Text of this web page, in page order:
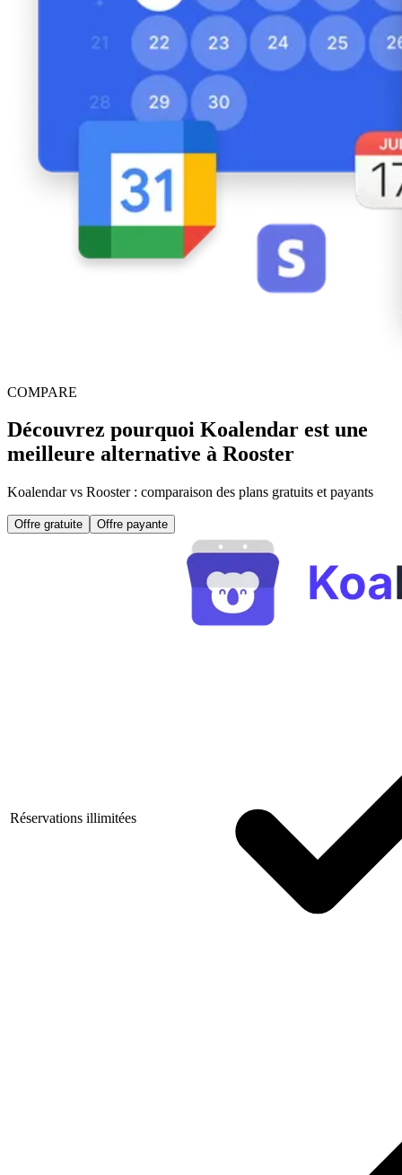
COMPARE
Découvrez pourquoi Koalendar est une
meilleure alternative à Rooster
Koalendar vs Rooster : comparaison des plans gratuits et payants
Offre gratuite Offre payante
Réservations illimitées